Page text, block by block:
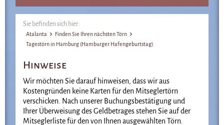
Sie befinden sich hier:
Atalanta
Finden Sie Ihren nächsten Törn
Tagestörn in Hamburg (Hamburger Hafengeburtstag)
Hinweise
Wir möchten Sie darauf hinweisen, dass wir aus
Kostengründen keine Karten für den Mitseglertörn
verschicken. Nach unserer Buchungsbestätigung und
Ihrer Überweisung des Geldbetrages stehen Sie auf der
Mitseglerliste für den von Ihnen ausgewählten Törn.